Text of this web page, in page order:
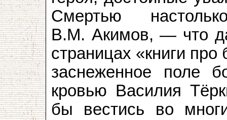
Смертью
В.М. Акимов, — что
страницах «книги
заснеженное поле
кровью Василия
бы вестись во